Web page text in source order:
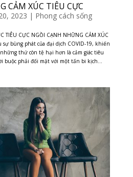
CẢM XÚC TIÊU CỰC
2023 | Phong cách sống
TIÊU CỰC NGỒI CẠNH NHỮNG CẢM XÚC
bùng phát của đại dịch COVID-19, khiến
thứ còn tệ hại hơn là cảm giác tiêu
buộc phải đối mặt với một tấn bi kịch...